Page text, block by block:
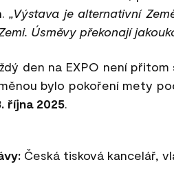
„Výstava je alternativní
Úsměvy překonají
den na EXPO není
bylo pokoření mety
října 2025.
Česká tisková kancelář,